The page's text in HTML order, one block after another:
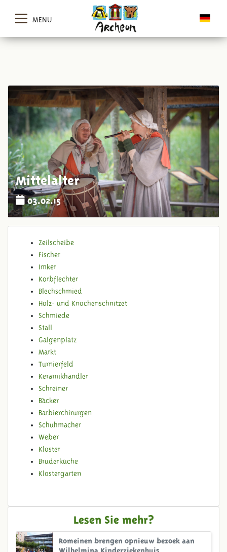
MENU
Mittelalter
03.02.15
Zeilscheibe
Fischer
Imker
Korbflechter
Blechschmied
Holz- und Knochenschnitzet
Schmiede
Stall
Galgenplatz
Markt
Turnierfeld
Keramikhändler
Schreiner
Bäcker
Barbierchirurgen
Schuhmacher
Weber
Kloster
Bruderküche
Klostergarten
Lesen Sie mehr?
Romeinen brengen opnieuw bezoek aan
Wilhelmina Kinderziekenhuis